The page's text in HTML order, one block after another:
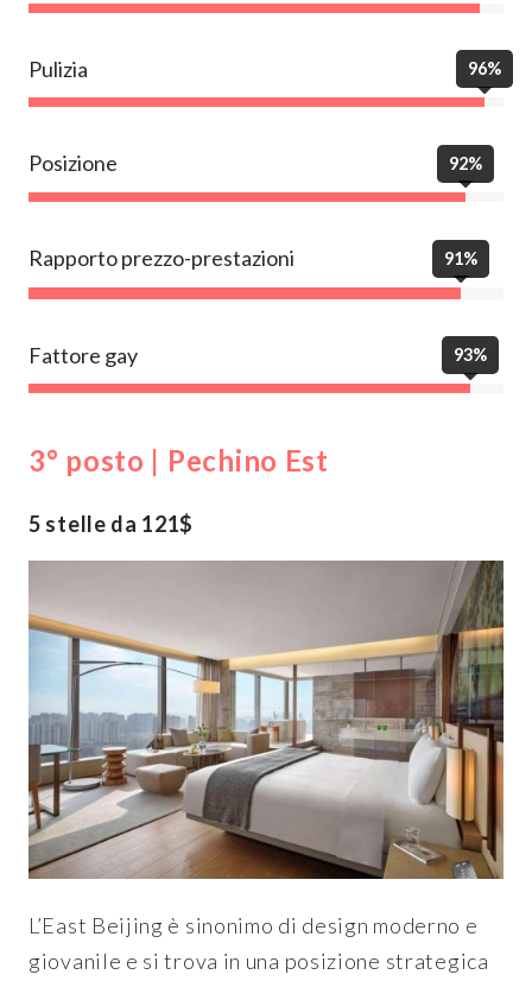
Pulizia 96%
Posizione 92%
Rapporto prezzo-prestazioni 91%
Fattore gay 93%
3° posto | Pechino Est
5 stelle da 121$
L’East Beijing è sinonimo di design moderno e
giovanile e si trova in una posizione strategica